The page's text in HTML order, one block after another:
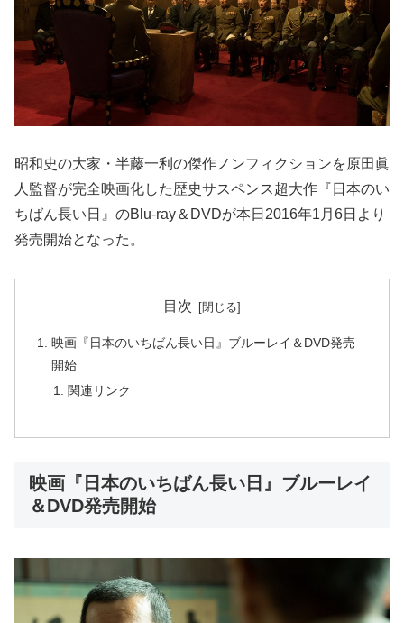
昭和史の大家・半藤一利の傑作ノンフィクションを原田眞
人監督が完全映画化した歴史サスペンス超大作『日本のい
ちばん長い日』のBlu-ray＆DVDが本日2016年1月6日より
発売開始となった。
目次
映画『日本のいちばん長い日』ブルーレイ＆DVD発売
開始
関連リンク
映画『日本のいちばん長い日』ブルーレイ
＆DVD発売開始